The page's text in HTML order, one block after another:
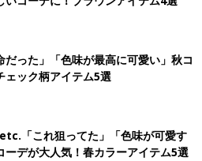
だった」「色味が最高に可愛い」秋コ
ェック柄アイテム5選
「これ狙ってた」「色味が可愛す
ーデが大人気！春カラーアイテム5選